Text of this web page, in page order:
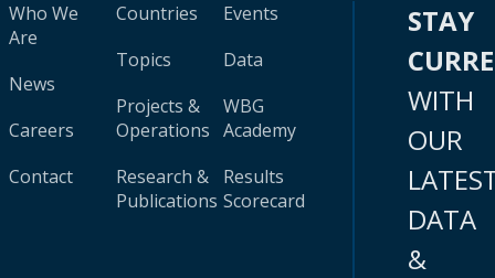
Who We
Are
News
Careers
Contact
Countries
Topics
Projects &
Operations
Research &
Publications
Events
Data
WBG
Academy
Results
Scorecard
STAY
WITH
OUR
DATA
&